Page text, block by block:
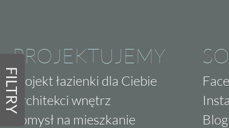
FILTRY
PROJEKTUJEMY
Projekt łazienki dla Ciebie
Architekci wnętrz
Pomysł na mieszkanie
Blog